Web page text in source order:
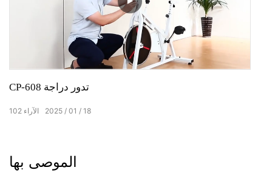
CP-608 تدور دراجة
2025 01 18
102 الآراء
الموصى بها